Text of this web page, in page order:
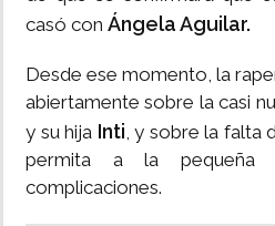
casó con Ángela Aguilar.
Desde ese momento, la
abiertamente sobre la casi
y su hija Inti, y sobre la falta
permita a la pequeña
complicaciones.